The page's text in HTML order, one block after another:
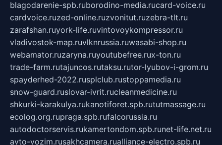
blagodarenie-spb.ruborodino-media.rucard-voice.ru
cardvoice.ruzed-online.ruzvonitut.ruzebra-tlt.ru
zarafshan.ruyork-life.ruvintovoykompressor.ru
vladivostok-map.ruvlknrussia.ruwasabi-shop.ru
webamator.ruzaryna.ruyoutubefree.rux-ton.ru
trade-farm.rutajuncos.rutaksu.rutor-lyubov-i-grom.ru
spayderhed-2022.rusplclub.rustoppamedia.ru
snow-guard.ruslovar-ivrit.rucleanmedicine.ru
shkurki-karakulya.rukanotiforet.spb.rututmassage.ru
ecolog.org.rupraga.spb.rufalcorussia.ru
autodoctorservis.rukamertondom.spb.runet-life.net.ru
avto-vozim.rusakhcamera.rualliance-electro.spb.ru